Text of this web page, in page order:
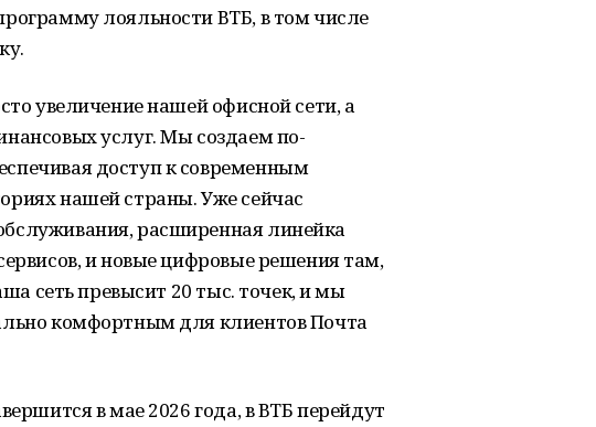
лояльности ВТБ, в том числе
увеличение нашей офисной сети, а
услуг. Мы создаем по-
доступ к современным
нашей страны. Уже сейчас
расширенная линейка
и новые цифровые решения там,
сеть превысит 20 тыс. точек, и мы
комфортным для клиентов Почта
в мае 2026 года, в ВТБ перейдут